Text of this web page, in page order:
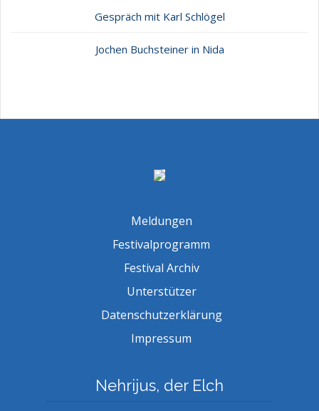
Gespräch mit Karl Schlögel
Jochen Buchsteiner in Nida
Meldungen
Festivalprogramm
Festival Archiv
Unterstützer
Datenschutzerklärung
Impressum
Nehrijus, der Elch